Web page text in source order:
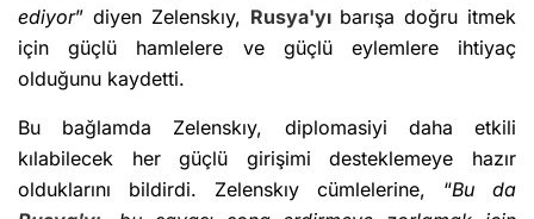
ediyor” diyen Zelenskıy, Rusya'yıbarışa doğru itmek
için güçlü hamlelere ve güçlü eylemlere ihtiyaç
olduğunu kaydetti.
Bu bağlamda Zelenskıy, diplomasiyi daha etkili
kılabilecek her güçlü girişimi desteklemeye hazır
olduklarını bildirdi. Zelenskıy cümlelerine, “Bu da